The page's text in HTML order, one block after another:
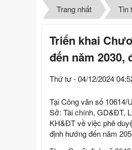
Trang nhất Tin
Triển khai
đến năm 2030,
Thứ tư - 04/12/2024
Tại Công văn số
Sở: Tài chính, GD&ĐT,
KH&ĐT về việc phê
định hướng đến năm